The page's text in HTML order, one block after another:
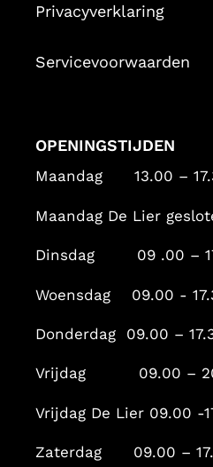
Privacyverklaring
Servicevoorwaarden
OPENINGSTIJDEN
Maandag 13.00 –
Maandag De Lier
Dinsdag 09 .00 –
Woensdag 09.00 -
Donderdag 09.00 –
Vrijdag 09.00 –
Vrijdag De Lier 09.00 -
Zaterdag 09.00 –